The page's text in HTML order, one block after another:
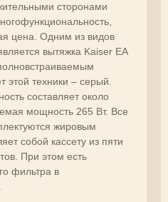
сторонами
цена. Одним из видов
вытяжка Kaiser EA
этой техники – серый.
составляет около
мощность 265 Вт. Все
жировым
собой кассету из пяти
При этом есть
фильтра в